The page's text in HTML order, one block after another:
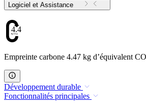
Logiciel et Assistance
4.47
Empreinte carbone 4.47 kg d’équivalent
Développement durable
Fonctionnalités principales